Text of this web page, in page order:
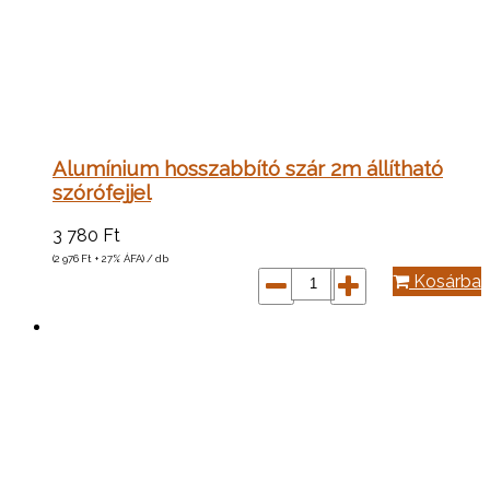
Alumínium hosszabbító szár 2m állítható
szórófejjel
3 780 Ft
(2 976 Ft + 27% ÁFA) / db
Kosárba